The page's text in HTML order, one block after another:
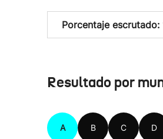
Porcentaje escrutado:
Resultado por
A B C D